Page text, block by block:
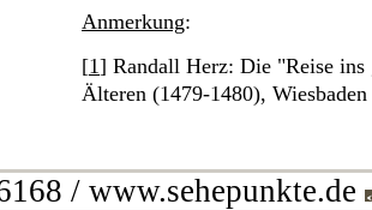
Anmerkung:
[1] Randall Herz: Die "Reise ins
Älteren (1479-1480),
/ www.sehepunkte.de